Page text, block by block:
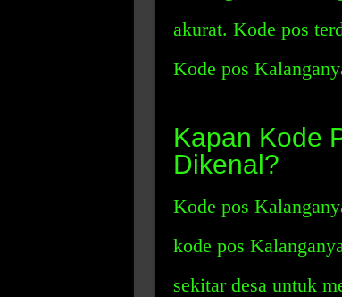
akurat. Kode pos
Kode pos
Kapan Kode
Dikenal?
Kode pos
kode pos
sekitar desa untuk